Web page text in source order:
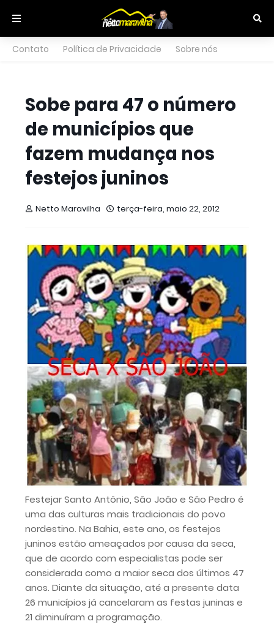
Contato Política de Privacidade Sobre nós
Sobe para 47 o número
de municípios que
fazem mudança nos
festejos juninos
Netto Maravilha terça-feira, maio 22, 2012
Festejar Santo Antônio, São João e São Pedro é
uma das culturas mais tradicionais do povo
nordestino. Na Bahia, este ano, os festejos
juninos estão ameaçados por causa da seca,
que de acordo com especialistas pode ser
considerada como a maior seca dos últimos 47
anos. Diante da situação, até a presente data
26 municípios já cancelaram as festas juninas e
21 diminuíram a programação.